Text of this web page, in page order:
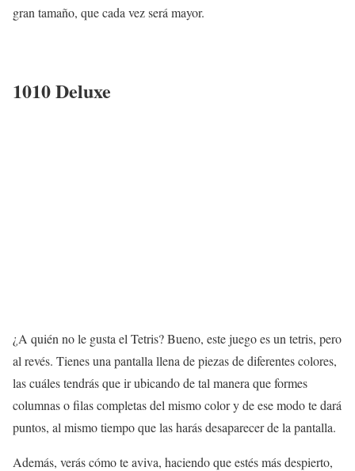
gran tamaño, que cada vez será mayor.
1010 Deluxe
¿A quién no le gusta el Tetris? Bueno, este juego es un tetris, pero
al revés. Tienes una pantalla llena de piezas de diferentes colores,
las cuáles tendrás que ir ubicando de tal manera que formes
columnas o filas completas del mismo color y de ese modo te dará
puntos, al mismo tiempo que las harás desaparecer de la pantalla.
Además, verás cómo te aviva, haciendo que estés más despierto,